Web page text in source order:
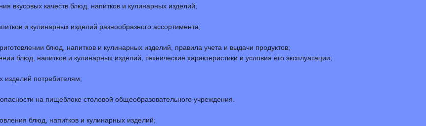
вкусовых качеств блюд, напитков и кулинарных изделий;
и кулинарных изделий разнообразного ассортимента;
блюд, напитков и кулинарных изделий, правила учета и выдачи продуктов;
блюд, напитков и кулинарных изделий, технические характеристики и условия его эксплуатации;
изделий потребителям;
на пищеблоке столовой общеобразовательного учреждения.
блюд, напитков и кулинарных изделий;